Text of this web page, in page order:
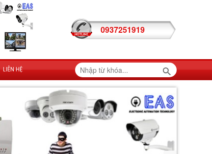
0937251919
LIÊN HỆ